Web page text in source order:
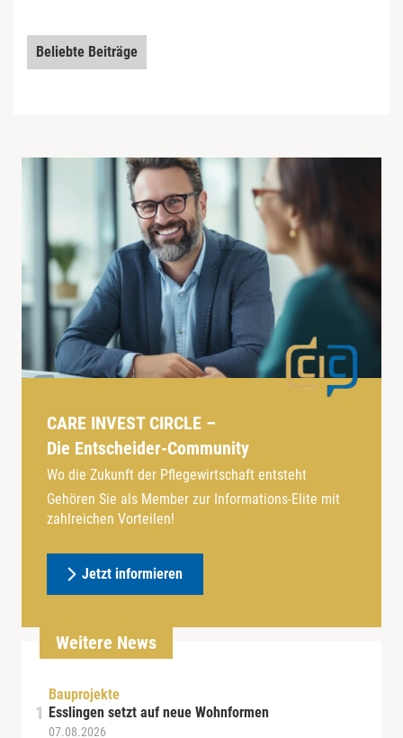
Beliebte Beiträge
CARE INVEST CIRCLE –
Die Entscheider-Community
Wo die Zukunft der Pflegewirtschaft entsteht
Gehören Sie als Member zur Informations-Elite mit
zahlreichen Vorteilen!
Jetzt informieren
Weitere News
Bauprojekte
Esslingen setzt auf neue Wohnformen
07.08.2026